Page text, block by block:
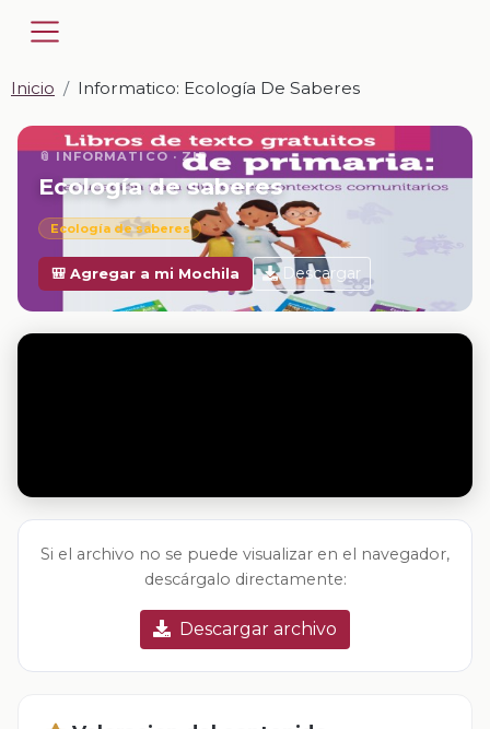
Inicio Informatico: Ecología De Saberes
📎 INFORMATICO · ZIP
Ecología de saberes
Ecología de saberes
🎒 Agregar a mi Mochila Descargar
Si el archivo no se puede visualizar en el navegador,
descárgalo directamente:
Descargar archivo